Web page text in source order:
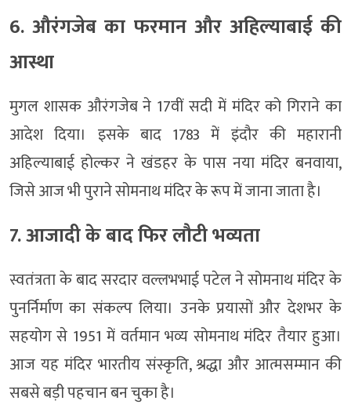
6. औरंगजेब का फरमान और अहिल्याबाई की
आस्था
मुगल शासक औरंगजेब ने 17वीं सदी में मंदिर को गिराने का
आदेश दिया। इसके बाद 1783 में इंदौर की महारानी
अहिल्याबाई होल्कर ने खंडहर के पास नया मंदिर बनवाया,
जिसे आज भी पुराने सोमनाथ मंदिर के रूप में जाना जाता है।
7. आजादी के बाद फिर लौटी भव्यता
स्वतंत्रता के बाद सरदार वल्लभभाई पटेल ने सोमनाथ मंदिर के
पुनर्निर्माण का संकल्प लिया। उनके प्रयासों और देशभर के
सहयोग से 1951 में वर्तमान भव्य सोमनाथ मंदिर तैयार हुआ।
आज यह मंदिर भारतीय संस्कृति, श्रद्धा और आत्मसम्मान की
सबसे बड़ी पहचान बन चुका है।